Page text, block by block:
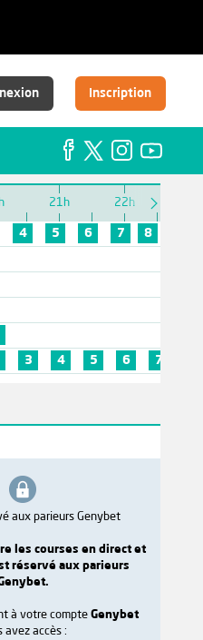
Inscription
21h 22h
4 5 6 7
8
3 4 5 6 7
aux parieurs Genybet
les courses en direct et
réservé aux parieurs
à votre compte Genybet
avez accès :